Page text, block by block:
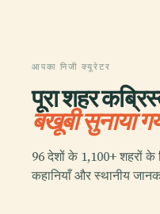
आपका निजी क्यूरेटर
पूरा शहर
बखूबी सुनाया
96 देशों के 1,100+ शहरों के
कहानियाँ और स्थानीय